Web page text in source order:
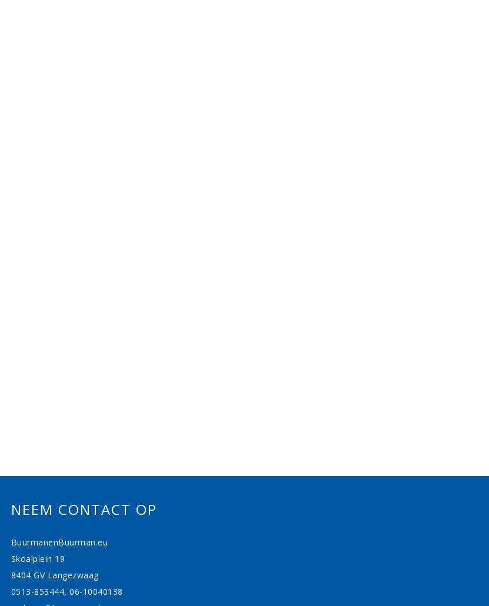
NEEM CONTACT OP
BuurmanenBuurman.eu
Skoalplein 19
8404 GV Langezwaag
0513-853444, 06-10040138